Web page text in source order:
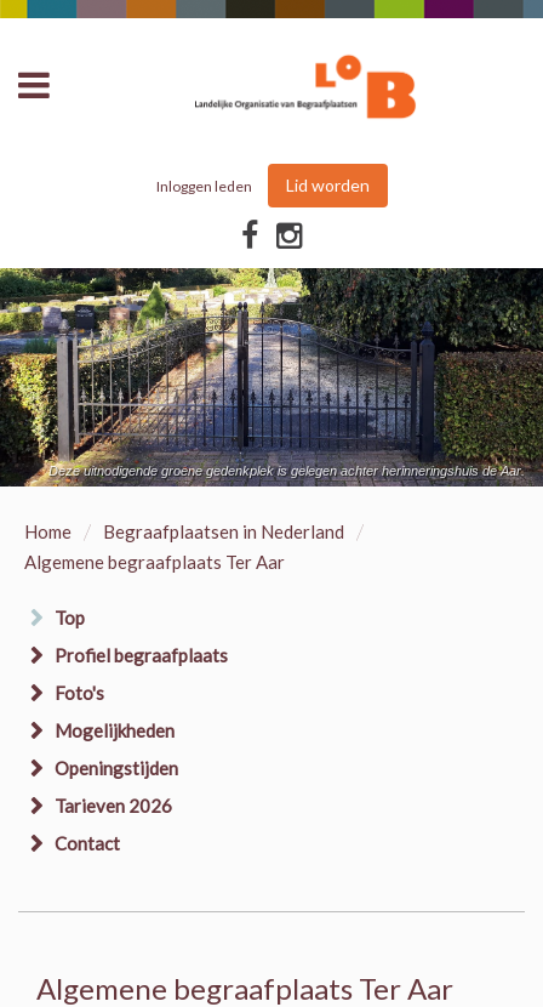
Inloggen leden Lid worden
Deze uitnodigende groene gedenkplek is gelegen achter herinneringshuis de Aar.
Home / Begraafplaatsen in Nederland /
Algemene begraafplaats Ter Aar
Top
Profiel begraafplaats
Foto's
Mogelijkheden
Openingstijden
Tarieven 2026
Contact
Algemene begraafplaats Ter Aar